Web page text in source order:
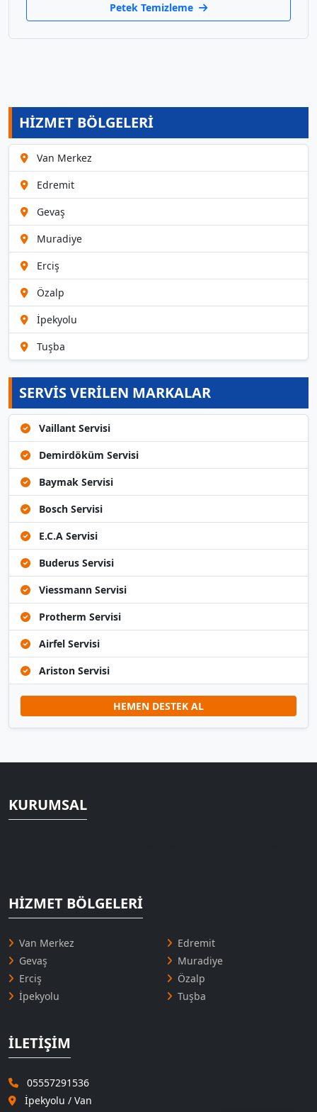
Petek Temizleme
HİZMET BÖLGELERİ
Van Merkez
Edremit
Gevaş
Muradiye
Erciş
Özalp
İpekyolu
Tuşba
SERVİS VERİLEN MARKALAR
Vaillant Servisi
Demirdöküm Servisi
Baymak Servisi
Bosch Servisi
E.C.A Servisi
Buderus Servisi
Viessmann Servisi
Protherm Servisi
Airfel Servisi
Ariston Servisi
HEMEN DESTEK AL
KURUMSAL
HIZMET BÖLGELERI
Van Merkez
Edremit
Gevaş
Muradiye
Erciş
Özalp
İpekyolu
Tuşba
İLETIŞIM
05557291536
İpekyolu / Van